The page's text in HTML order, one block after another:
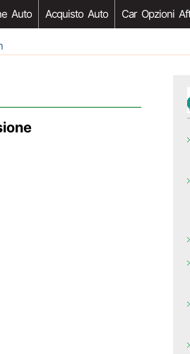
Auto Acquisto Auto Car Opzioni